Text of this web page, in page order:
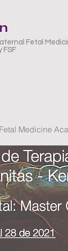
Fetal
FSF
Medicine